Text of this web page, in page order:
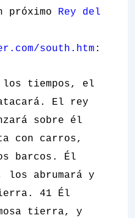
próximo Rey del
south.htm :
tiempos, el
El rey
sobre él
con carros,
barcos. Él
los abrumará y
41 Él
tierra, y